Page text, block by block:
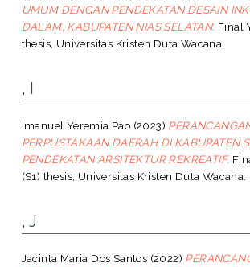
UMUM DENGAN PENDEKATAN DESAIN
DALAM, KABUPATEN NIAS SELATAN. Final
thesis, Universitas Kristen Duta Wacana.
, I
Imanuel Yeremia Pao (2023)
PERPUSTAKAAN DAERAH DI KABUPATEN
PENDEKATAN ARSITEKTUR REKREATIF.
(S1) thesis, Universitas Kristen Duta Wacana.
, J
Jacinta Maria Dos Santos (2022)